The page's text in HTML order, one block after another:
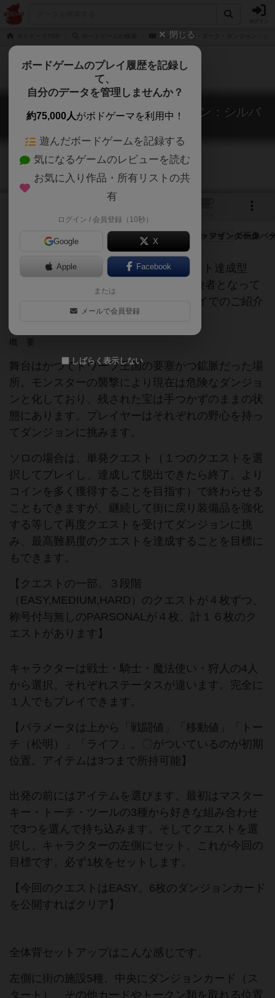
イントゥ・ザ・ダーク・ダンジョン：シ
イントゥ・ザ・ダーク・ダンジョン：シルバ
Into The Dark Dungeon: Silver Mine
kickstarter発のダンジョン探索＆クエスト達成型
RPG。1人～４人までプレイ可能。冒険者となって
ダンジョン攻略に挑みます。ソロプレイでのご紹介
概 要
舞台はかつてドワーフ王国の要塞かつ鉱脈だった場
所。モンスターの襲撃により現在は危険なダンジョ
ンと化しており、残された宝は手つかずのままの状
態にあります。プレイヤーはそれぞれの野心を持っ
てダンジョンに挑みます。
ソロの場合は、単発クエスト（１つのクエストを選
択してプレイし、達成して脱出できたら終了。より
コインを多く獲得することを目指す）で終わらせる
こともできますが、継続して街に戻り装備品を強化
する等して再度クエストを受けてダンジョンに挑
み、最高難易度のクエストを達成することを目標に
もできます。
【クエストの一部。３段階
（EASY,MEDIUM,HARD）のクエストが４枚ずつ、
称号付与無しのPARSONALが４枚、計１６枚のク
エストがあります】
キャラクターは戦士・騎士・魔法使い・狩人の4人
から選択。それぞれステータスが違います。完全に
１人でもプレイできます。
【パラメータは上から「戦闘値」「移動値」「トー
チ（松明）」「ライフ」。〇がついているのが初期
位置。アイテムは3つまで所持可能】
出発の前にはアイテムを選びます。最初はマスター
キー・トーチ・ツールの3種から好きな組み合わせ
で3つを選んで持ち込みます。そしてクエストを選
択し、キャラクターの左側にセット。これが今回の
目標です。必ず1枚をセットします。
【今回のクエストはEASY。6枚のダンジョンカード
を公開すればクリア】
全体背セットアップはこんな感じです。
左側に街の施設5種、中央にダンジョンカード（ス
タート）、その他カードやトークン類を取れる位置
閉じる
ボードゲームのプレイ履歴を記録し
て、
自分のデータを管理しませんか？
約75,000人がボドゲーマを利用中！
遊んだボードゲームを記録する
気になるゲームのレビューを読む
お気に入り作品・所有リストの共
有
ログイン / 会員登録（10秒）
Google X
Apple Facebook
または
メールで会員登録
しばらく表示しない